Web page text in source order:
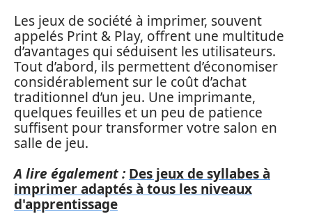
Les jeux de société à imprimer, souvent
appelés Print & Play, offrent une multitude
d’avantages qui séduisent les utilisateurs.
Tout d’abord, ils permettent d’économiser
considérablement sur le coût d’achat
traditionnel d’un jeu. Une imprimante,
quelques feuilles et un peu de patience
suffisent pour transformer votre salon en
salle de jeu.
A lire également : Des jeux de syllabes à
imprimer adaptés à tous les niveaux
d'apprentissage